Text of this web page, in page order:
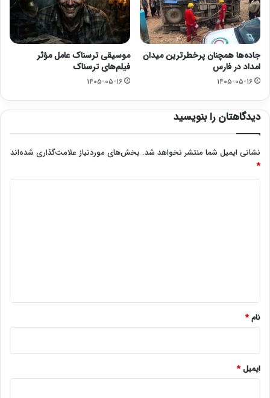
جاده‌ها همچنان پرخطرترین میدان
امداد در فارس
۱۴۰۵-۰۵-۱۶
موسیقی ترسناک عامل مؤثر
فیلم‌های ترسناک
۱۴۰۵-۰۵-۱۶
دیدگاهتان را بنویسید
نشانی ایمیل شما منتشر نخواهد شد. بخش‌های موردنیاز علامت‌گذاری شده‌اند
*
نام*
ایمیل*